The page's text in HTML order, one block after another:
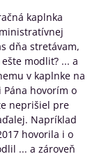
kaplnka
dňa stretávam,
modliť? ... a
v kaplnke na
hovorím o
neprišiel pre
Napríklad
hovorila i o
... a zároveň